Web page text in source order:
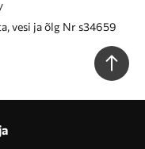
vesi ja õlg Nr s34659